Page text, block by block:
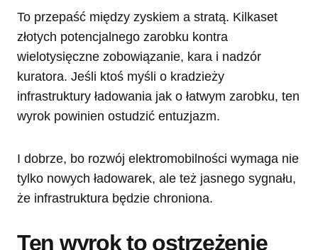
To przepaść między zyskiem a stratą. Kilkaset
złotych potencjalnego zarobku kontra
wielotysięczne zobowiązanie, kara i nadzór
kuratora. Jeśli ktoś myśli o kradzieży
infrastruktury ładowania jak o łatwym zarobku, ten
wyrok powinien ostudzić entuzjazm.
I dobrze, bo rozwój elektromobilności wymaga nie
tylko nowych ładowarek, ale też jasnego sygnału,
że infrastruktura będzie chroniona.
Ten wyrok to ostrzeżenie